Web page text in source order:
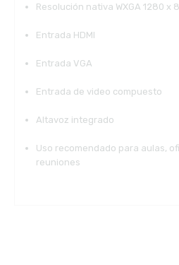
Resolución nativa WXGA 1280 x
Entrada HDMI
Entrada VGA
Entrada de video compuesto
Altavoz integrado
Uso recomendado para aulas,
reuniones